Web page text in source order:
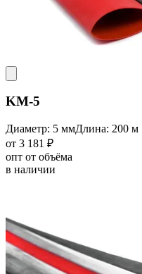
KM-5
Диаметр: 5 ммДлина: 200 м
от 3 181 ₽
опт от объёма
в наличии